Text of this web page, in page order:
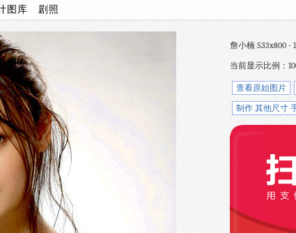
图库 剧照
詹小楠 533x800 -
当前显示比例：
查看原始图片
制作 其他尺寸